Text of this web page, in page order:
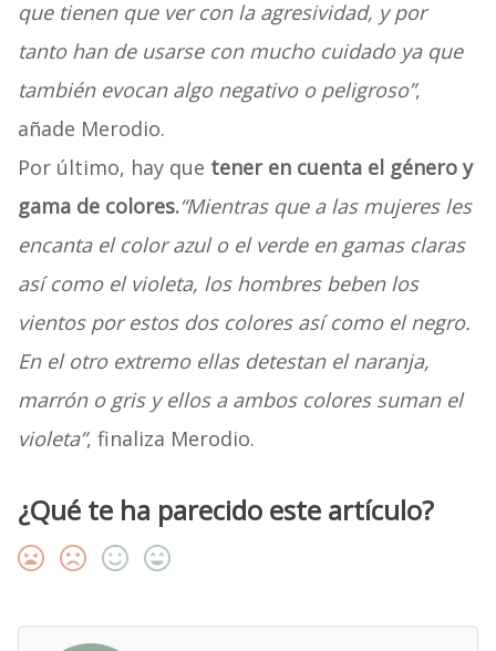
que tienen que ver con la agresividad, y por
tanto han de usarse con mucho cuidado ya que
también evocan algo negativo o peligroso”,
añade Merodio.
Por último, hay que tener en cuenta el género y
gama de colores.“Mientras que a las mujeres les
encanta el color azul o el verde en gamas claras
así como el violeta, los hombres beben los
vientos por estos dos colores así como el negro.
En el otro extremo ellas detestan el naranja,
marrón o gris y ellos a ambos colores suman el
violeta”, finaliza Merodio.
¿Qué te ha parecido este artículo?